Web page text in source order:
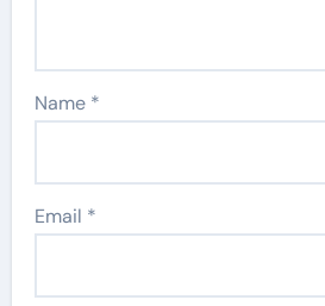
Name *
Email *